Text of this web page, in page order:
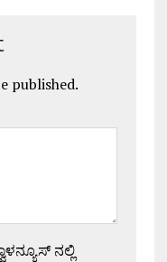
published.
ನಲ್ಲಿ